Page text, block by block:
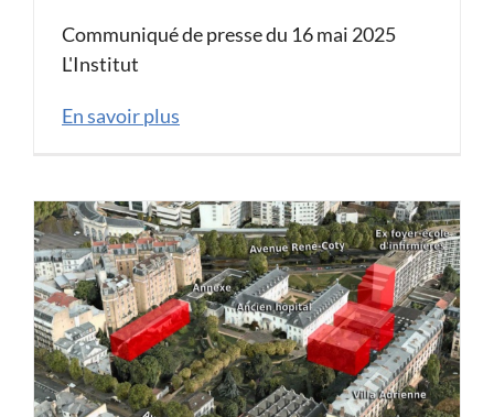
Communiqué de presse du 16 mai 2025
L'Institut
En savoir plus